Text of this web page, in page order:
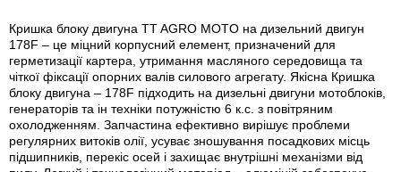
Кришка блоку двигуна TT AGRO MOTO на дизельний двигун
178F – це міцний корпусний елемент, призначений для
герметизації картера, утримання масляного середовища та
чіткої фіксації опорних валів силового агрегату. Якісна Кришка
блоку двигуна – 178F підходить на дизельні двигуни мотоблоків,
генераторів та ін техніки потужністю 6 к.с. з повітряним
охолодженням. Запчастина ефективно вирішує проблеми
регулярних витоків олії, усуває зношування посадкових місць
підшипників, перекіс осей і захищає внутрішні механізми від